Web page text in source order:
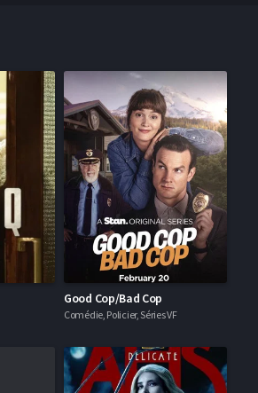
Good Cop/Bad Cop
Comédie, Policier, Séries VF